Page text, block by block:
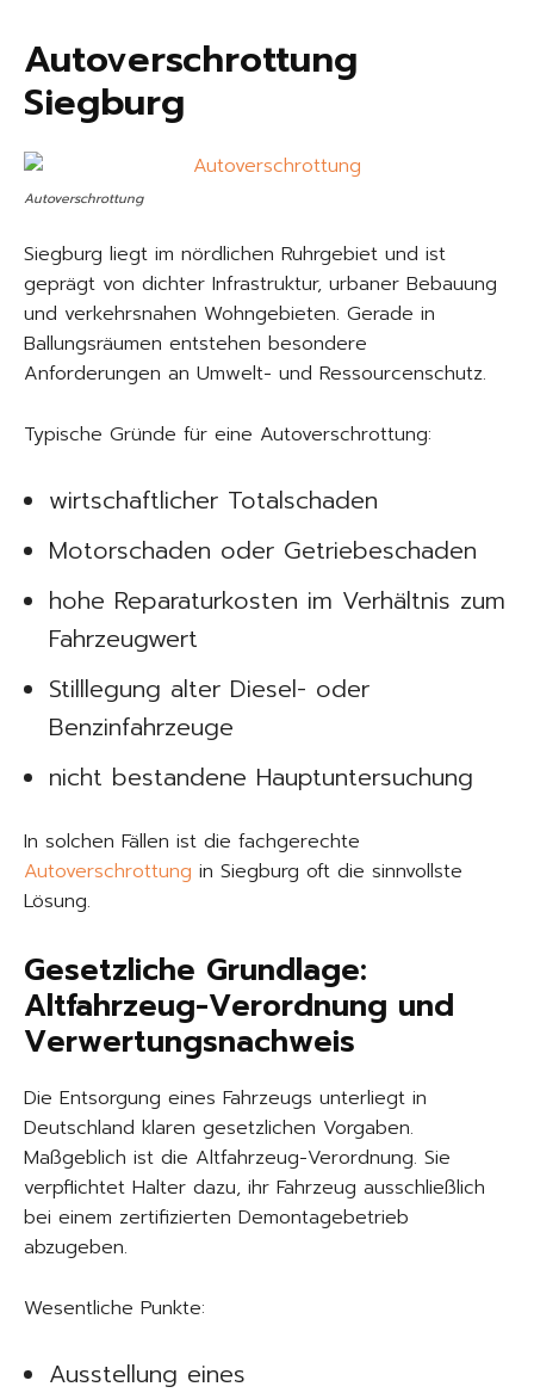
Autoverschrottung
Siegburg
Autoverschrottung
Siegburg liegt im nördlichen Ruhrgebiet und ist
geprägt von dichter Infrastruktur, urbaner Bebauung
und verkehrsnahen Wohngebieten. Gerade in
Ballungsräumen entstehen besondere
Anforderungen an Umwelt- und Ressourcenschutz.
Typische Gründe für eine Autoverschrottung:
wirtschaftlicher Totalschaden
Motorschaden oder Getriebeschaden
hohe Reparaturkosten im Verhältnis zum
Fahrzeugwert
Stilllegung alter Diesel- oder
Benzinfahrzeuge
nicht bestandene Hauptuntersuchung
In solchen Fällen ist die fachgerechte
Autoverschrottung in Siegburg oft die sinnvollste
Lösung.
Gesetzliche Grundlage:
Altfahrzeug-Verordnung und
Verwertungsnachweis
Die Entsorgung eines Fahrzeugs unterliegt in
Deutschland klaren gesetzlichen Vorgaben.
Maßgeblich ist die Altfahrzeug-Verordnung. Sie
verpflichtet Halter dazu, ihr Fahrzeug ausschließlich
bei einem zertifizierten Demontagebetrieb
abzugeben.
Wesentliche Punkte:
Ausstellung eines